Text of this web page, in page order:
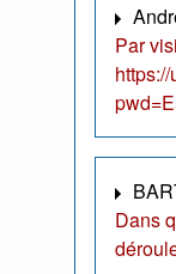
Par
Dans